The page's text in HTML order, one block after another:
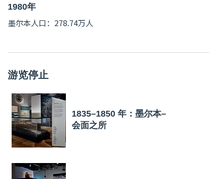
1980年
墨尔本人口：278.74万人
游览停止
1835–1850 年：墨尔本–
会面之所